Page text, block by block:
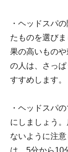
・ヘッドスパ
たものを選び
果の高いもの
の人は、さっ
すすめします。
・ヘッドスパ
にしましょう
ないように注
は、5分から10